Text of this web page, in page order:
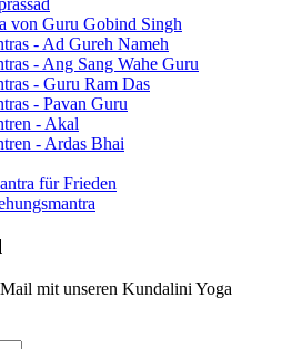
von Guru Gobind Singh
- Ad Gureh Nameh
- Ang Sang Wahe Guru
- Guru Ram Das
- Pavan Guru
- Akal
- Ardas Bhai
für Frieden
mit unseren Kundalini Yoga